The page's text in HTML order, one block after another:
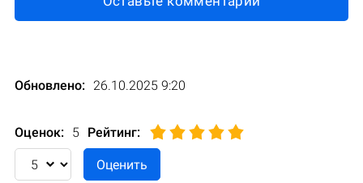
Обновлено: 26.10.2025 9:20
Оценок: 5 Рейтинг: